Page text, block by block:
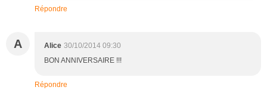
Répondre
A Alice 30/10/2014 09:30
BON ANNIVERSAIRE !!!
Répondre